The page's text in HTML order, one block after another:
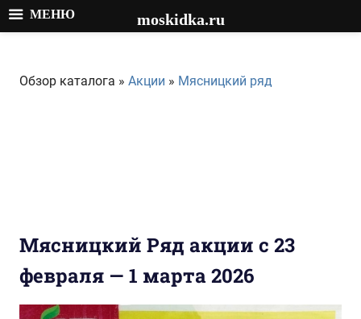
содержимому
Обзор каталога » Акции » Мясницкий ряд
Мясницкий Ряд акции с 23
февраля — 1 марта 2026
МЕНЮ moskidka.ru